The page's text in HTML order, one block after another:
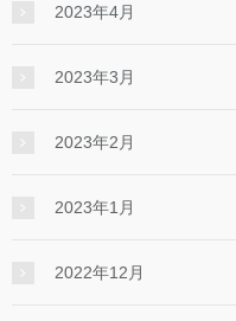
2023年4月
2023年3月
2023年2月
2023年1月
2022年12月